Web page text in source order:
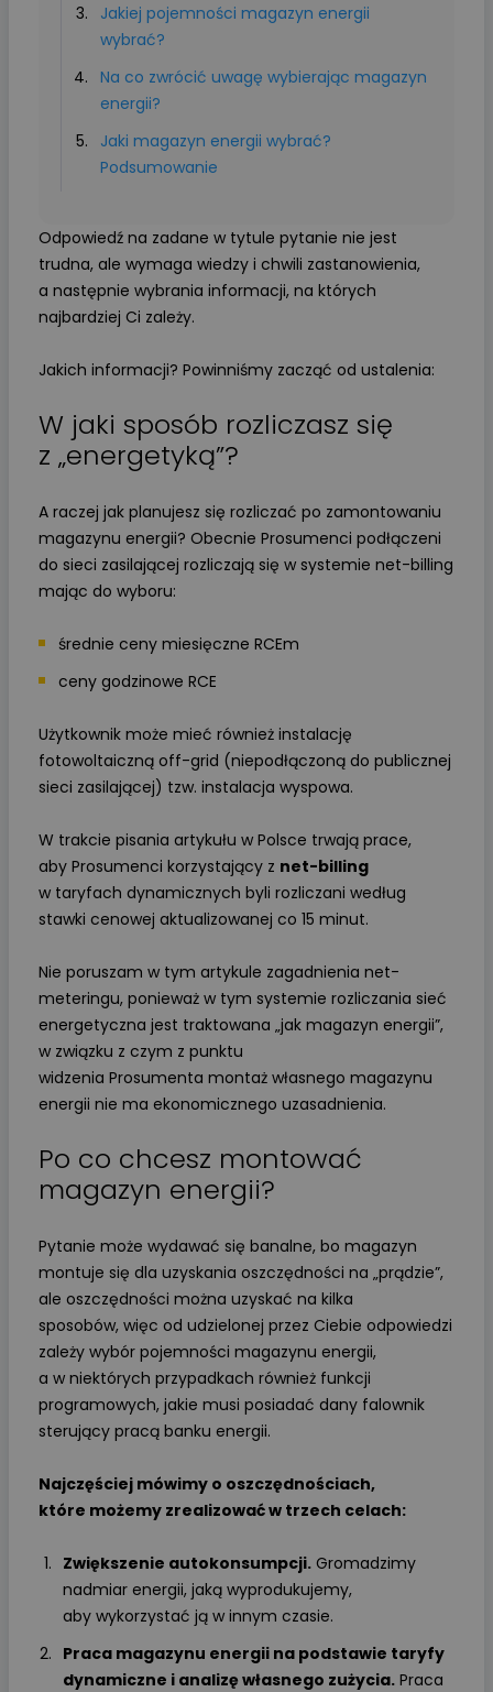
Jakiej pojemności magazyn energii
wybrać?
Na co zwrócić uwagę wybierając magazyn
energii?
Jaki magazyn energii wybrać?
Podsumowanie
Odpowiedź na zadane w tytule pytanie nie jest
trudna, ale wymaga wiedzy i chwili zastanowienia,
a następnie wybrania informacji, na których
najbardziej Ci zależy.
Jakich informacji? Powinniśmy zacząć od ustalenia:
W jaki sposób rozliczasz się
z „energetyką”?
A raczej jak planujesz się rozliczać po zamontowaniu
magazynu energii? Obecnie Prosumenci podłączeni
do sieci zasilającej rozliczają się w systemie net-billing
mając do wyboru:
średnie ceny miesięczne RCEm
ceny godzinowe RCE
Użytkownik może mieć również instalację
fotowoltaiczną off-grid (niepodłączoną do publicznej
sieci zasilającej) tzw. instalacja wyspowa.
W trakcie pisania artykułu w Polsce trwają prace,
aby Prosumenci korzystający z net-billing
w taryfach dynamicznych byli rozliczani według
stawki cenowej aktualizowanej co 15 minut.
Nie poruszam w tym artykule zagadnienia net-
meteringu, ponieważ w tym systemie rozliczania sieć
energetyczna jest traktowana „jak magazyn energii”,
w związku z czym z punktu
widzenia Prosumenta montaż własnego magazynu
energii nie ma ekonomicznego uzasadnienia.
Po co chcesz montować
magazyn energii?
Pytanie może wydawać się banalne, bo magazyn
montuje się dla uzyskania oszczędności na „prądzie”,
ale oszczędności można uzyskać na kilka
sposobów, więc od udzielonej przez Ciebie odpowiedzi
zależy wybór pojemności magazynu energii,
a w niektórych przypadkach również funkcji
programowych, jakie musi posiadać dany falownik
sterujący pracą banku energii.
Najczęściej mówimy o oszczędnościach,
które możemy zrealizować w trzech celach:
Zwiększenie autokonsumpcji. Gromadzimy
nadmiar energii, jaką wyprodukujemy,
aby wykorzystać ją w innym czasie.
Praca magazynu energii na podstawie taryfy
dynamiczne i analizę własnego zużycia. Praca